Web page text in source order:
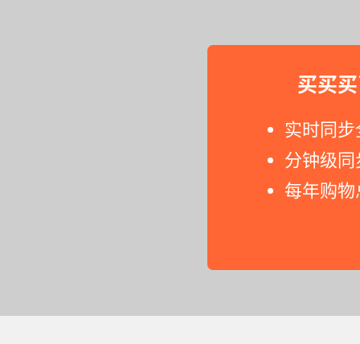
买买
实时同
分钟级
每年购